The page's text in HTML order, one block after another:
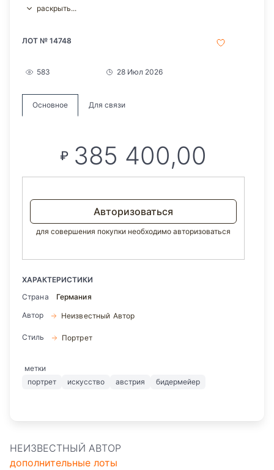
раскрыть...
ЛОТ № 14748
583 28 Июл 2026
Основное Для связи
₽ 385 400,00
Авторизоваться
для совершения покупки необходимо авторизоваться
ХАРАКТЕРИСТИКИ
Страна
Германия
Автор
Неизвестный Автор
Стиль Портрет
метки
портрет
искусство австрия бидермейер
НЕИЗВЕСТНЫЙ АВТОР
дополнительные лоты